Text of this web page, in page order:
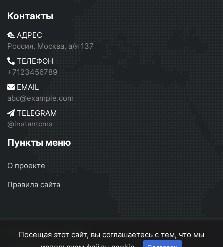
Контакты
АДРЕС
Россия, Москва, а/я 137
ТЕЛЕФОН
+7123456789
EMAIL
abc@example.com
TELEGRAM
@instantcms
Пункты меню
О проекте
Правила сайта
InstantCMS 2 © 2026
Посещая этот сайт, вы соглашаетесь с тем, что мы